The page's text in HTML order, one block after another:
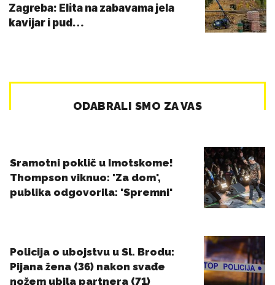
Zagreba: Elita na zabavama jela
kavijar i pud…